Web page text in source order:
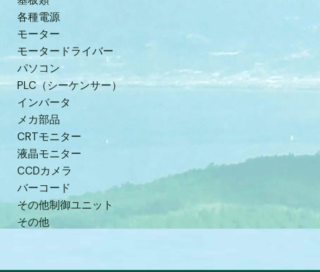
各種電源
モーター
モータードライバー
パソコン
PLC（シーケンサー）
インバータ
メカ部品
CRTモニター
液晶モニター
CCDカメラ
バーコード
その他制御ユニット
その他